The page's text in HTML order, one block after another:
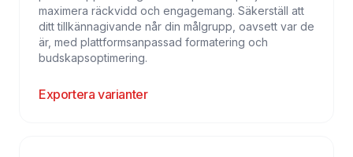
maximera räckvidd och engagemang. Säkerställ att
ditt tillkännagivande når din målgrupp, oavsett var de
är, med plattformsanpassad formatering och
budskapsoptimering.
Exportera varianter